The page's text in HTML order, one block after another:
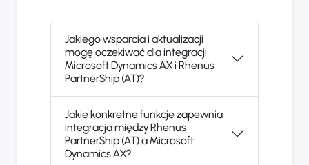
Jakiego wsparcia i aktualizacji
mogę oczekiwać dla integracji
Microsoft Dynamics AX i Rhenus
PartnerShip (AT)?
Jakie konkretne funkcje zapewnia
integracja między Rhenus
PartnerShip (AT) a Microsoft
Dynamics AX?